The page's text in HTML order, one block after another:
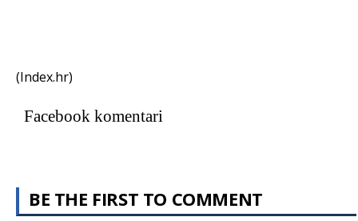
(Index.hr)
Facebook komentari
BE THE FIRST TO COMMENT